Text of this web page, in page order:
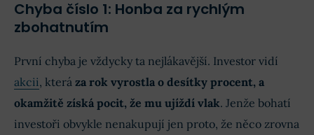
Chyba číslo 1: Honba za rychlým
zbohatnutím
První chyba je vždycky ta nejlákavější. Investor vidí
akcii, která za rok vyrostla o desítky procent, a
okamžitě získá pocit, že mu ujíždí vlak. Jenže bohatí
investoři obvykle nenakupují jen proto, že něco zrovna